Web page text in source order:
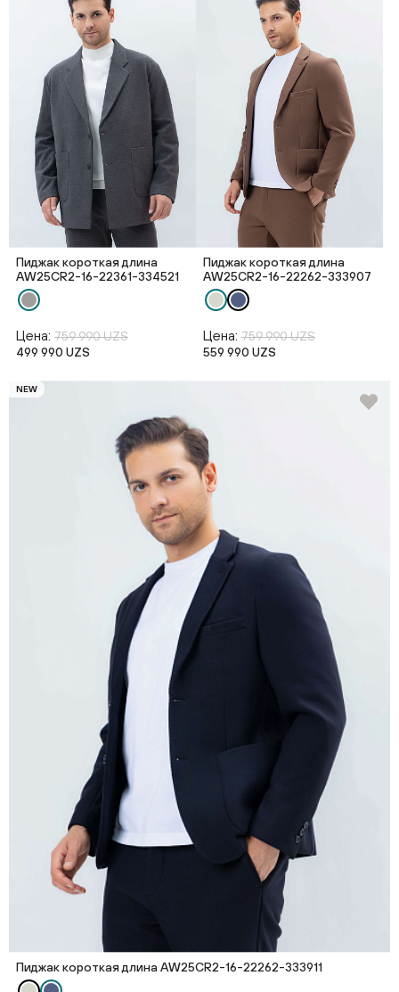
Пиджак короткая длина
AW25CR2-16-22361-334521
Цена: 759 990 UZS
499 990 UZS
Пиджак короткая длина
AW25CR2-16-22262-333907
Цена: 759 990 UZS
559 990 UZS
NEW
Пиджак короткая длина AW25CR2-16-22262-333911